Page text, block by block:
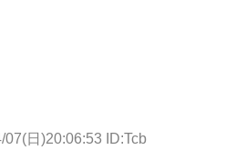
07(日)20:06:53 ID:Tcb